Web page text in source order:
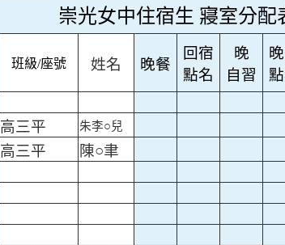
崇光女中住宿生 寢室分配
班級/座號 姓名 晚餐
回宿
點名
晚
自習
高三平 朱李○兒
高三平 陳○聿